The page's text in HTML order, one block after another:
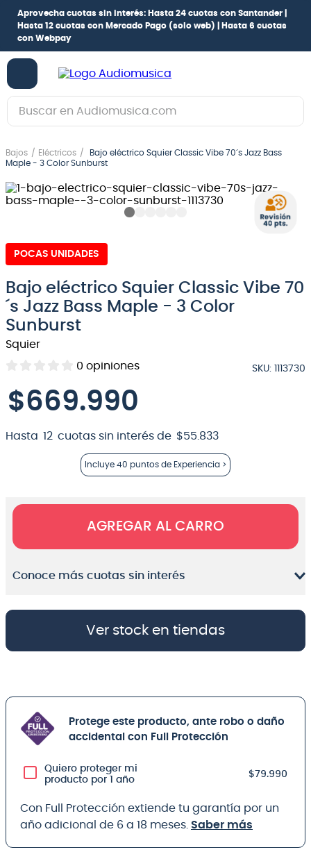
Aprovecha cuotas sin interés: Hasta 24 cuotas con Santander |
Hasta 12 cuotas con Mercado Pago (solo web) |
Hasta 6 cuotas
con Webpay
Buscar en Audiomusica.com
Bajos Eléctricos
Bajo eléctrico Squier Classic Vibe 70´s Jazz Bass
Maple - 3 Color Sunburst
POCAS UNIDADES
Bajo eléctrico Squier Classic Vibe 70
´s Jazz Bass Maple - 3 Color
Sunburst
Squier
0 opiniones SKU: 1113730
$669.990
Hasta 12 cuotas sin interés de $55 833
Incluye 40 puntos de Experiencia >
AGREGAR AL CARRO
Conoce más cuotas sin interés
Ver stock en tiendas
Protege este producto, ante robo o daño
accidental con Full Protección
Quiero proteger mi
producto por 1 año
$79.990
Con Full Protección extiende tu garantía por un
año adicional de 6 a 18 meses. Saber más
1.
guitarra electrica
2.
bajo
guitarra electroacústica
5.
amplificador
6.
guitarra
7.
teclado
8.
micrófono